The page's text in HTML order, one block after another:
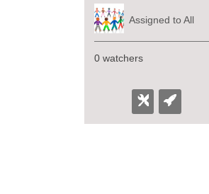
Assigned to All
0 watchers